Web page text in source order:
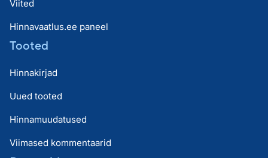
Viited
Hinnavaatlus.ee paneel
Tooted
Hinnakirjad
Uued tooted
Hinnamuudatused
Viimased kommentaarid